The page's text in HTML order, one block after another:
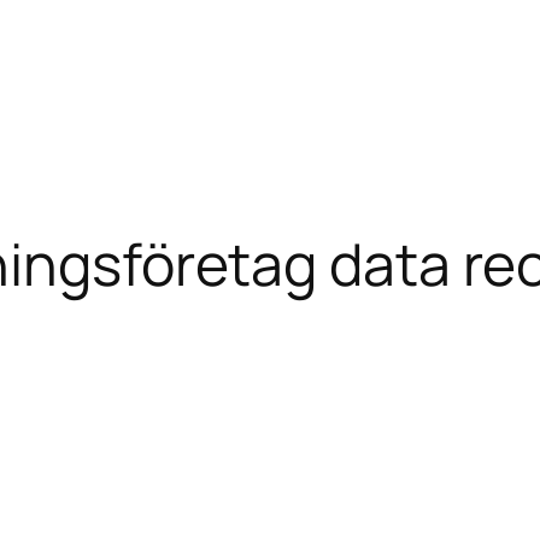
data